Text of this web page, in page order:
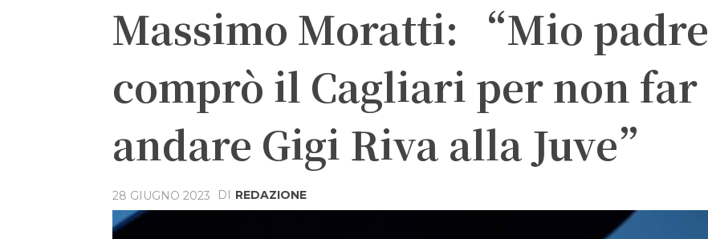
Massimo Moratti: “Mio padre
comprò il Cagliari per non far
andare Gigi Riva alla Juve”
28 GIUGNO 2023 DI REDAZIONE